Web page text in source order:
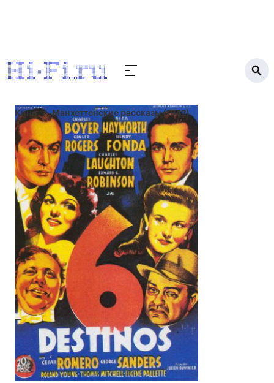
Кино Манхеттенские рассказы (1942)